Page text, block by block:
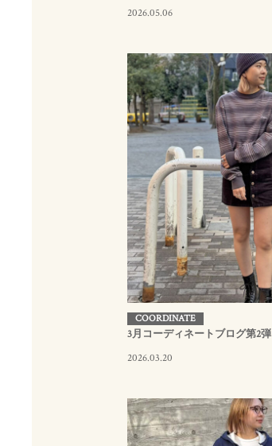
2026.05.06
COORDINATE
3月コーディネートブログ第2弾
2026.03.20